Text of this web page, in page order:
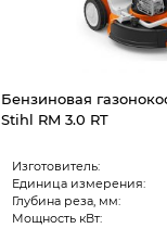
Бензиновая
Stihl RM 3.0 RT
Изготовитель:
Единица измерения:
Глубина реза, мм:
Мощность кВт: